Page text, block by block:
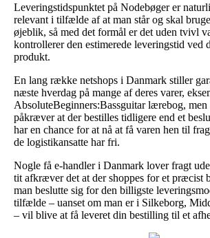
Leveringstidspunktet på Nodebøger er
relevant i tilfælde af at man står og skal
øjeblik, så med det formål er det uden tvivl
kontrollerer den estimerede leveringstid ved
produkt.
En lang række netshops i Danmark stiller
næste hverdag på mange af deres varer,
AbsoluteBeginners:Bassguitar lærebog, men
påkræver at der bestilles tidligere end et
har en chance for at nå at få varen hen til
de logistikansatte har fri.
Nogle få e-handler i Danmark lover fragt
tit afkræver det at der shoppes for et præcist
man beslutte sig for den billigste
tilfælde – uanset om man er i Silkeborg,
– vil blive at få leveret din bestilling til et